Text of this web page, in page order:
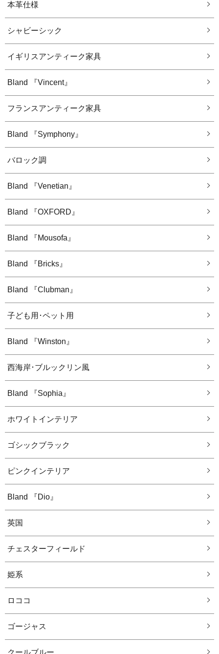
本革仕様
シャビーシック
イギリスアンティーク家具
Bland 『Vincent』
フランスアンティーク家具
Bland 『Symphony』
バロック調
Bland 『Venetian』
Bland 『OXFORD』
Bland 『Mousofa』
Bland 『Bricks』
Bland 『Clubman』
子ども用･ペット用
Bland 『Winston』
西海岸･ブルックリン風
Bland 『Sophia』
ホワイトインテリア
ゴシックブラック
ピンクインテリア
Bland 『Dio』
英国
チェスターフィールド
姫系
ロココ
ゴージャス